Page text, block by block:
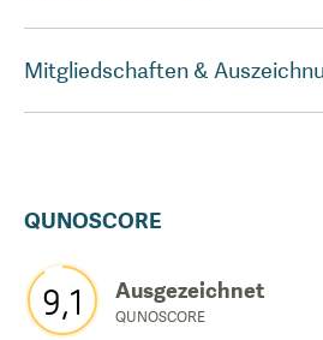
Mitgliedschaften &
QUNOSCORE
9,1 Ausgezeichnet
QUNOSCORE